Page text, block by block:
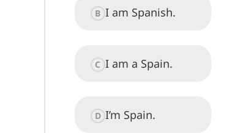
B I am Spanish.
C I am a Spain.
D I’m Spain.